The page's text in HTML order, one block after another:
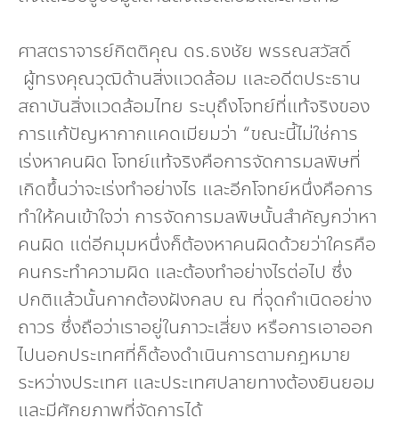
ศาสตราจารย์กิตติคุณ ดร.ธงชัย พรรณสวัสดิ์
ผู้ทรงคุณวุฒิด้านสิ่งแวดล้อม และอดีตประธาน
สถาบันสิ่งแวดล้อมไทย ระบุถึงโจทย์ที่แท้จริงของ
การแก้ปัญหากากแคดเมียมว่า “ขณะนี้ไม่ใช่การ
เร่งหาคนผิด โจทย์แท้จริงคือการจัดการมลพิษที่
เกิดขึ้นว่าจะเร่งทำอย่างไร และอีกโจทย์หนึ่งคือการ
ทำให้คนเข้าใจว่า การจัดการมลพิษนั้นสำคัญกว่าหา
คนผิด แต่อีกมุมหนึ่งก็ต้องหาคนผิดด้วยว่าใครคือ
คนกระทำความผิด และต้องทำอย่างไรต่อไป ซึ่ง
ปกติแล้วนั้นกากต้องฝังกลบ ณ ที่จุดกำเนิดอย่าง
ถาวร ซึ่งถือว่าเราอยู่ในภาวะเสี่ยง หรือการเอาออก
ไปนอกประเทศที่ก็ต้องดำเนินการตามกฎหมาย
ระหว่างประเทศ และประเทศปลายทางต้องยินยอม
และมีศักยภาพที่จัดการได้